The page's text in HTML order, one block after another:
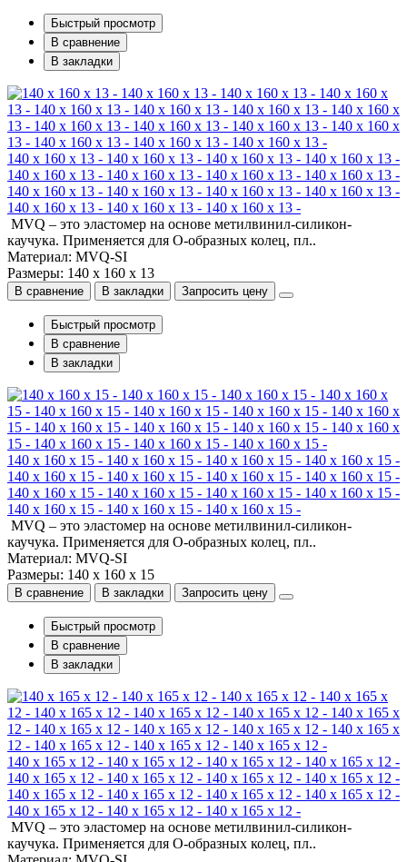
Быстрый просмотр
В сравнение
В закладки
140 x 160 x 13 - 140 x 160 x 13 - 140 x 160 x 13 - 140 x 160 x 13 -
140 x 160 x 13 - 140 x 160 x 13 - 140 x 160 x 13 - 140 x 160 x 13 -
140 x 160 x 13 - 140 x 160 x 13 - 140 x 160 x 13 - 140 x 160 x 13 -
140 x 160 x 13 - 140 x 160 x 13 - 140 x 160 x 13 -
MVQ – это эластомер на основе метилвинил-силикон-
каучука. Применяется для О-образных колец, пл..
Материал: MVQ-SI
Размеры: 140 x 160 x 13
В сравнение В закладки Запросить цену
Быстрый просмотр
В сравнение
В закладки
140 x 160 x 15 - 140 x 160 x 15 - 140 x 160 x 15 - 140 x 160 x 15 -
140 x 160 x 15 - 140 x 160 x 15 - 140 x 160 x 15 - 140 x 160 x 15 -
140 x 160 x 15 - 140 x 160 x 15 - 140 x 160 x 15 - 140 x 160 x 15 -
140 x 160 x 15 - 140 x 160 x 15 - 140 x 160 x 15 -
MVQ – это эластомер на основе метилвинил-силикон-
каучука. Применяется для О-образных колец, пл..
Материал: MVQ-SI
Размеры: 140 x 160 x 15
В сравнение В закладки Запросить цену
Быстрый просмотр
В сравнение
В закладки
140 x 165 x 12 - 140 x 165 x 12 - 140 x 165 x 12 - 140 x 165 x 12 -
140 x 165 x 12 - 140 x 165 x 12 - 140 x 165 x 12 - 140 x 165 x 12 -
140 x 165 x 12 - 140 x 165 x 12 - 140 x 165 x 12 - 140 x 165 x 12 -
140 x 165 x 12 - 140 x 165 x 12 - 140 x 165 x 12 -
MVQ – это эластомер на основе метилвинил-силикон-
каучука. Применяется для О-образных колец, пл..